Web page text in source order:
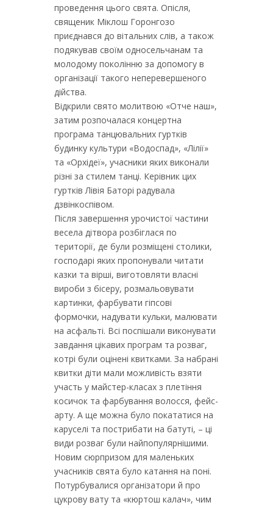
проведення цього свята. Опісля,
священик Міклош Горонгозо
приєднався до вітальних слів, а також
подякував своїм односельчанам та
молодому поколінню за допомогу в
організації такого неперевершеного
дійства.
Відкрили свято молитвою «Отче наш»,
затим розпочалася концертна
програма танцювальних гуртків
будинку культури «Водоспад», «Лілії»
та «Орхідеї», учасники яких виконали
різні за стилем танці. Керівник цих
гуртків Лівія Баторі радувала
дзвінкоспівом.
Після завершення урочистої частини
весела дітвора розбіглася по
території, де були розміщені столики,
господарі яких пропонували читати
казки та вірші, виготовляти власні
вироби з бісеру, розмальовувати
картинки, фарбувати гіпсові
формочки, надувати кульки, малювати
на асфальті. Всі поспішали виконувати
завдання цікавих програм та розваг,
котрі були оцінені квитками. За набрані
квитки діти мали можливість взяти
участь у майстер-класах з плетіння
косичок та фарбування волосся, фейс-
арту. А ще можна було покататися на
каруселі та пострибати на батуті, – ці
види розваг були найпопулярнішими.
Новим сюрпризом для маленьких
учасників свята було катання на поні.
Потурбувалися організатори й про
цукрову вату та «кюртош калач», чим